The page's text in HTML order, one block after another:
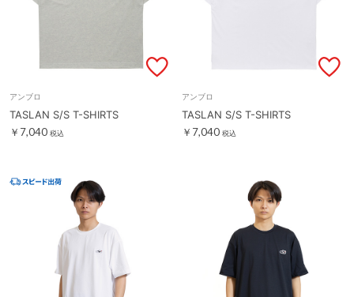
アンブロ
TASLAN S/S T-SHIRTS
￥7,040 税込
アンブロ
TASLAN S/S T-SHIRTS
￥7,040 税込